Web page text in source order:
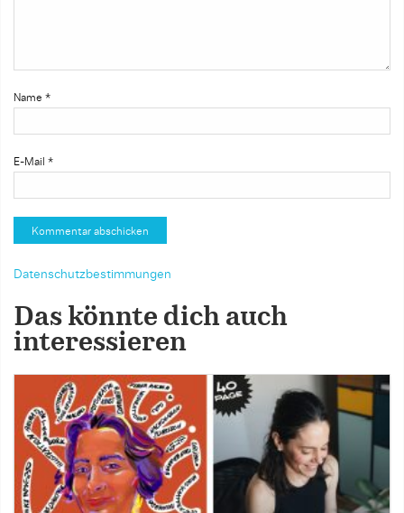
Name *
E-Mail *
Datenschutzbestimmungen
Das könnte dich auch
interessieren